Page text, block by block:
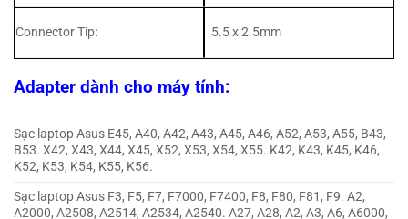
Connector Tip: 5.5 x 2.5mm
Adapter dành cho máy tính:
Sạc laptop Asus E45, A40, A42, A43, A45, A46, A52, A53, A55, B43,
B53. X42, X43, X44, X45, X52, X53, X54, X55. K42, K43, K45, K46,
K52, K53, K54, K55, K56.
Sạc laptop Asus F3, F5, F7, F7000, F7400, F8, F80, F81, F9. A2,
A2000, A2508, A2514, A2534, A2540. A27, A28, A2, A3, A6, A6000,